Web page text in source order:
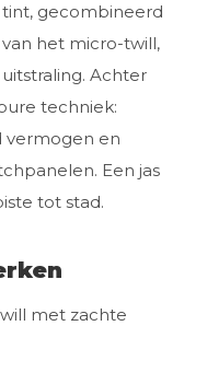
gecombineerd
het micro-twill,
Achter
techniek:
vermogen en
Een jas
tot stad.
met zachte